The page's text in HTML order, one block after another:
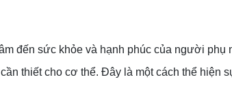
đến sức khỏe và hạnh phúc của người
thiết cho cơ thể. Đây là một cách thể hiện